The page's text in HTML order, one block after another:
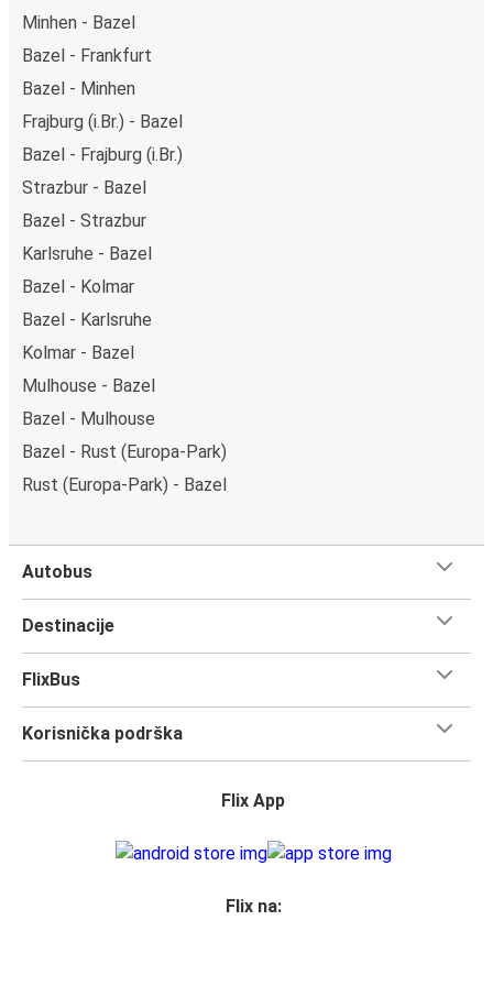
Minhen - Bazel
Bazel - Frankfurt
Bazel - Minhen
Frajburg (i.Br.) - Bazel
Bazel - Frajburg (i.Br.)
Strazbur - Bazel
Bazel - Strazbur
Karlsruhe - Bazel
Bazel - Kolmar
Bazel - Karlsruhe
Kolmar - Bazel
Mulhouse - Bazel
Bazel - Mulhouse
Bazel - Rust (Europa-Park)
Rust (Europa-Park) - Bazel
Autobus
Destinacije
FlixBus
Korisnička podrška
Flix App
Flix na: